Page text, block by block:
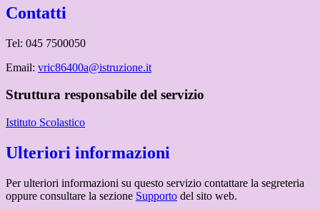
Contatti
Tel: 045 7500050
Email: vric86400a@istruzione.it
Struttura responsabile del servizio
Istituto Scolastico
Ulteriori informazioni
Per ulteriori informazioni su questo servizio contattare la segreteria
oppure consultare la sezione Supporto del sito web.